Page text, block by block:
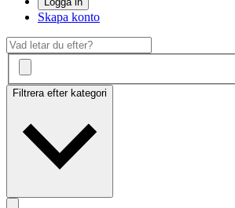
Skapa konto
Filtrera efter kategori